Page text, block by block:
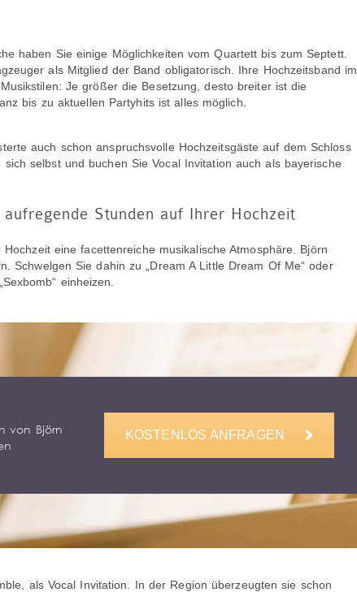
haben Sie einige Möglichkeiten vom Quartett bis zum Septett.
als Mitglied der Band obligatorisch. Ihre Hochzeitsband im
Je größer die Besetzung, desto breiter ist die
bis zu aktuellen Partyhits ist alles möglich.
auch schon anspruchsvolle Hochzeitsgäste auf dem Schloss
selbst und buchen Sie Vocal Invitation auch als bayerische
Stunden auf Ihrer Hochzeit
eine facettenreiche musikalische Atmosphäre. Björn
Schwelgen Sie dahin zu „Dream A Little Dream Of Me“ oder
einheizen.
von Björn
KOSTENLOS ANFRAGEN
als Vocal Invitation. In der Region überzeugten sie schon